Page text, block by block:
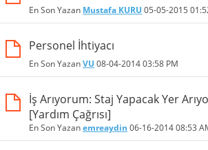
En Son Yazan Mustafa KURU 05-05-2015
Personel İhtiyacı
En Son YazanVU 08-04-201403:58 PM
İş Arıyorum: Staj Yapacak Yer
[Yardım Çağrısı]
En Son Yazanemreaydin 06-16-201408:53